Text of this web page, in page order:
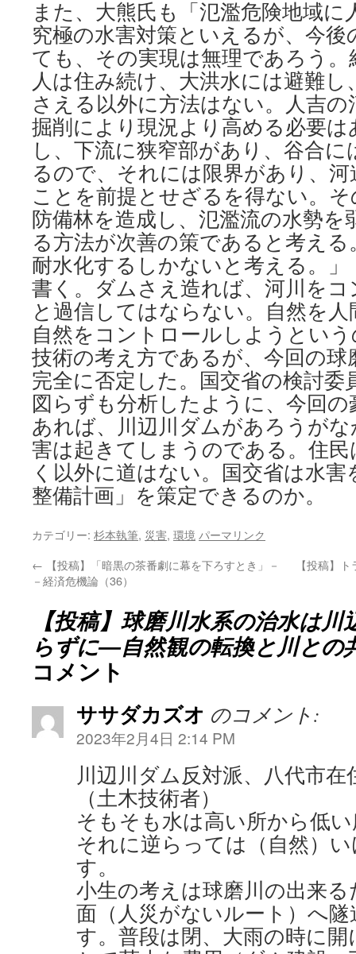
また、大熊氏も「氾濫危険地域
究極の⽔害対策といえるが、今後
ても、その実現は無理であろう。
⼈は住み続け、⼤洪⽔には避難し
さえる以外に⽅法はない。⼈吉の
掘削により現況より⾼める必要
し、下流に狭窄部があり、⾕合
るので、それには限界があり、
ことを前提とせざるを得ない。
防備林を造成し、氾濫流の⽔勢を
る⽅法が次善の策であると考え
耐⽔化するしかないと考える。
書く。ダムさえ造れば、河川を
と過信してはならない。⾃然を
⾃然をコントロールしようとい
技術の考え方であるが、今回の
完全に否定した。国交省の検討委
図らずも分析したように、今回
あれば、川辺川ダムがあろうが
害は起きてしまうのである。住
く以外に道はない。国交省は水
整備計画」を策定できるのか。
カテゴリー: 杉本執筆, 災害, 環境 パーマリンク
← 【投稿】「暗黒の茶番劇に幕を下ろすとき」－
－経済危機論（36）
【投稿】
【投稿】球磨川水系の治水は
らずに―自然観の転換と川との
コメント
ササダカズオ のコメント:
2023年2月4日 2:14 PM
川辺川ダム反対派、八代市在
（土木技術者）
そもそも水は高い所から低
それに逆らっては（自然）
す。
小生の考えは球磨川の出来
面（人災がないルート）へ
す。普段は閉、大雨の時に